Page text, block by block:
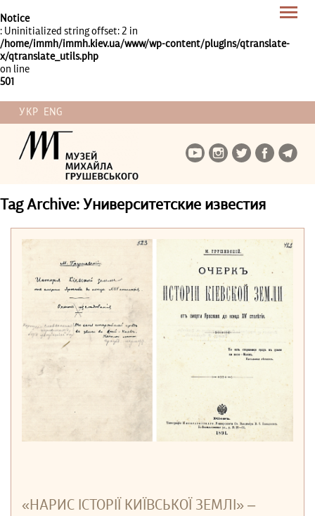
Notice
: Uninitialized string offset: 2 in
/home/immh/immh.kiev.ua/www/wp-content/plugins/qtranslate-
x/qtranslate_utils.php
on line
501
УКР ENG
Tag Archive: Университетские известия
«НАРИС ІСТОРІЇ КИЇВСЬКОЇ ЗЕМЛІ» –